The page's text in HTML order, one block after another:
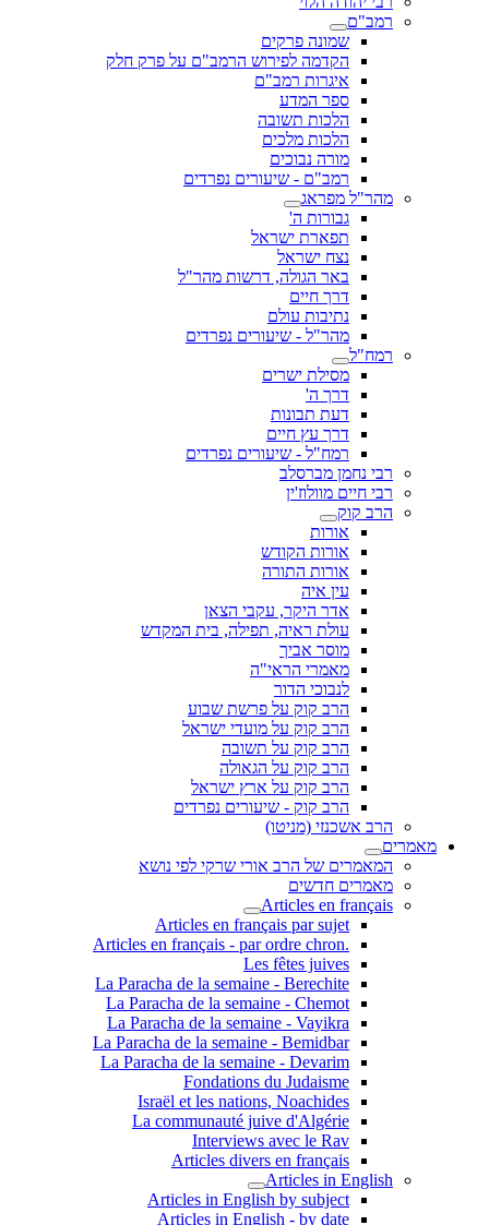
רמב"ם
שמונה פרקים
הקדמה לפירוש הרמב"ם על פרק חלק
איגרות רמב"ם
ספר המדע
הלכות תשובה
הלכות מלכים
מורה נבוכים
רמב"ם - שיעורים נפרדים
מהר"ל מפראג
גבורות ה'
תפארת ישראל
נצח ישראל
באר הגולה, דרשות מהר"ל
דרך חיים
נתיבות עולם
מהר"ל - שיעורים נפרדים
רמח"ל
מסילת ישרים
דרך ה'
דעת תבונות
דרך עץ חיים
רמח"ל - שיעורים נפרדים
רבי נחמן מברסלב
רבי חיים מוולוז'ין
הרב קוק
אורות
אורות הקודש
אורות התורה
עין איה
אדר היקר, עקבי הצאן
עולת ראיה, תפילה, בית המקדש
מוסר אביך
מאמרי הראי"ה
לנבוכי הדור
הרב קוק על פרשת שבוע
הרב קוק על מועדי ישראל
הרב קוק על תשובה
הרב קוק על הגאולה
הרב קוק על ארץ ישראל
הרב קוק - שיעורים נפרדים
הרב אשכנזי (מניטו)
מאמרים
המאמרים של הרב אורי שרקי לפי נושא
מאמרים חדשים
Articles en français
Articles en français par sujet
.Articles en français - par ordre chron
Les fêtes juives
La Paracha de la semaine - Berechite
La Paracha de la semaine - Chemot
La Paracha de la semaine - Vayikra
La Paracha de la semaine - Bemidbar
La Paracha de la semaine - Devarim
Fondations du Judaisme
Israël et les nations, Noachides
La communauté juive d'Algérie
Interviews avec le Rav
Articles divers en français
Articles in English
Articles in English by subject
Articles in English - by date